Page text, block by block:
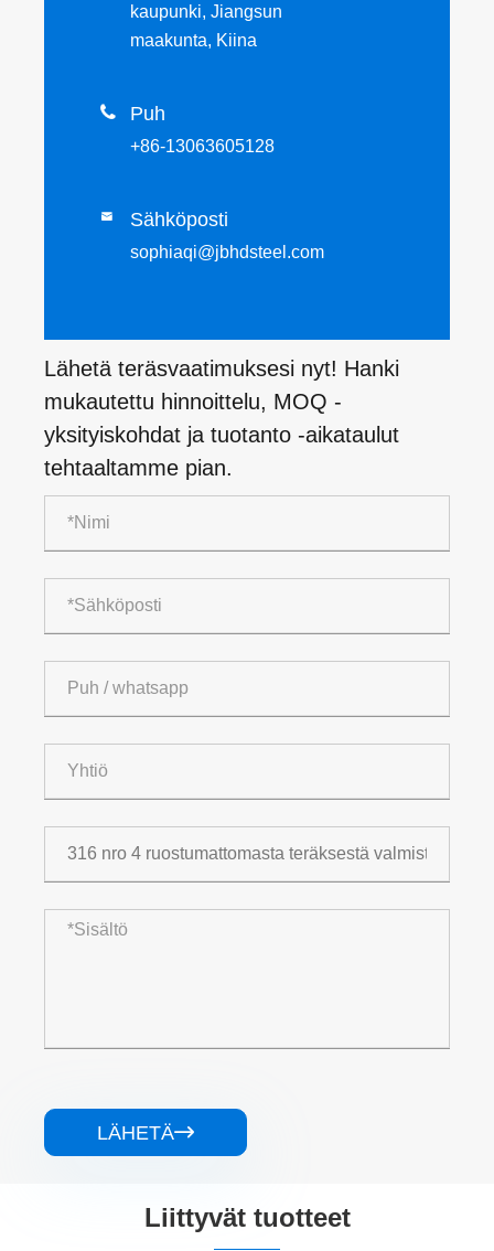
kaupunki, Jiangsun
maakunta, Kiina
 Puh
+86-13063605128
 Sähköposti
sophiaqi@jbhdsteel.com
Lähetä teräsvaatimuksesi nyt! Hanki
mukautettu hinnoittelu, MOQ -
yksityiskohdat ja tuotanto -aikataulut
tehtaaltamme pian.
LÄHETÄ
Liittyvät tuotteet